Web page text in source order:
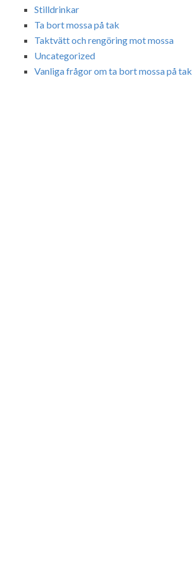
Stilldrinkar
Ta bort mossa på tak
Taktvätt och rengöring mot mossa
Uncategorized
Vanliga frågor om ta bort mossa på tak